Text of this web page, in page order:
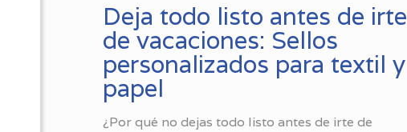
Deja todo listo antes de irte
de vacaciones: Sellos
personalizados para textil y
papel
¿Por qué no dejas todo listo antes de irte de